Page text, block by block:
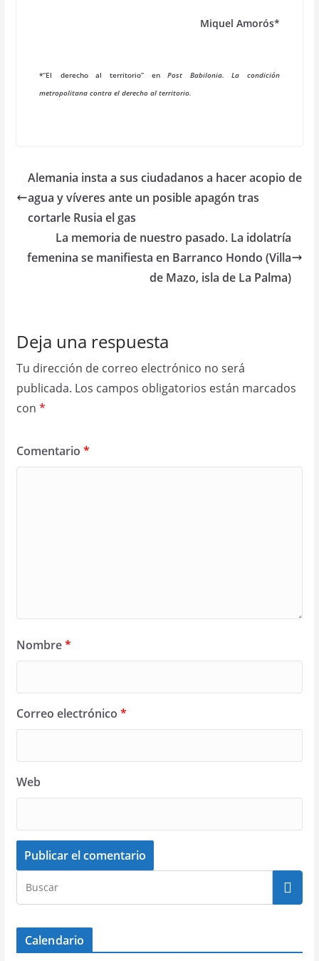
Miquel Amorós*
*“El derecho al territorio” enPost Babilonia. La condición
metropolitanacontra el derecho al territorio.
Alemania insta a sus ciudadanos a hacer acopio de
agua y víveres ante un posible apagón tras
cortarle Rusia el gas
La memoria de nuestro pasado. La idolatría
femenina se manifiesta en Barranco Hondo (Villa
de Mazo, isla de La Palma)
Deja una respuesta
Tu dirección de correo electrónico no será
publicada. Los campos obligatorios están marcados
con *
Comentario *
Nombre*
Correo electrónico *
Web
Calendario